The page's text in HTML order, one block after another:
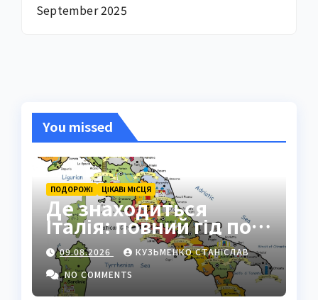
September 2025
You missed
ПОДОРОЖІ ЦІКАВІ МІСЦЯ
Де знаходиться
Італія: повний гід по
географії країни
09.08.2026
КУЗЬМЕНКО СТАНІСЛАВ
NO COMMENTS